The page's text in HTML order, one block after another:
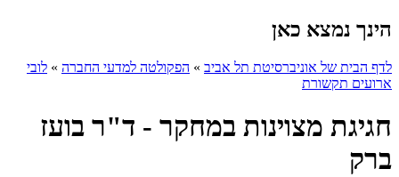
הינך נמצא כאן
לדף הבית של אוניברסיטת תל אביב » הפקולטה למדעי החברה » לובי
ארועים תקשורת
חגיגת מצוינות במחקר - ד"ר בועז
ברק